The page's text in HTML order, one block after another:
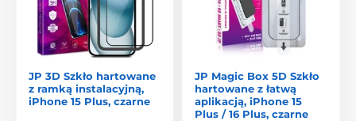
JP 3D Szkło hartowane
z ramką instalacyjną,
iPhone 15 Plus, czarne
JP Magic Box 5D Szkło
hartowane z łatwą
aplikacją, iPhone 15
Plus / 16 Plus, czarne